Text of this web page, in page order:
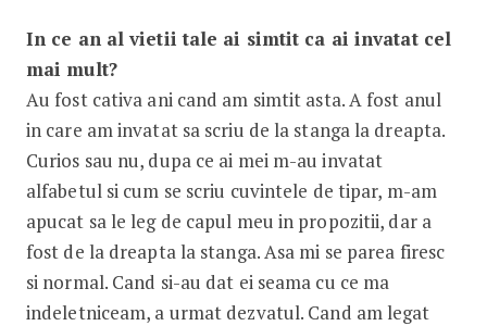
In ce an al vietii tale ai simtit ca ai invatat cel
mai mult?
Au fost cativa ani cand am simtit asta. A fost anul
in care am invatat sa scriu de la stanga la dreapta.
Curios sau nu, dupa ce ai mei m-au invatat
alfabetul si cum se scriu cuvintele de tipar, m-am
apucat sa le leg de capul meu in propozitii, dar a
fost de la dreapta la stanga. Asa mi se parea firesc
si normal. Cand si-au dat ei seama cu ce ma
indeletniceam, a urmat dezvatul. Cand am legat